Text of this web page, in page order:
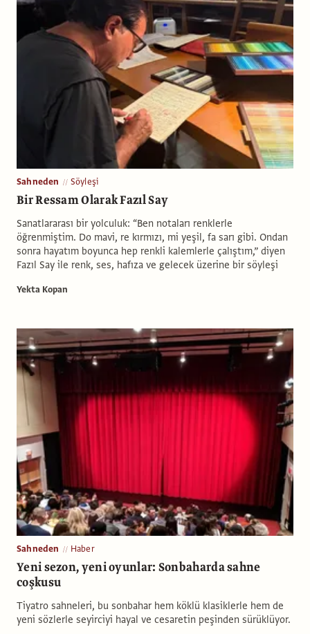
Sahneden Söyleşi
Bir Ressam Olarak Fazıl Say
Sanatlararası bir yolculuk: “Ben notaları renklerle
öğrenmiştim. Do mavi, re kırmızı, mi yeşil, fa sarı gibi. Ondan
sonra hayatım boyunca hep renkli kalemlerle çalıştım,” diyen
Fazıl Say ile renk, ses, hafıza ve gelecek üzerine bir söyleşi
Yekta Kopan
Sahneden Haber
Yeni sezon, yeni oyunlar: Sonbaharda sahne
coşkusu
Tiyatro sahneleri, bu sonbahar hem köklü klasiklerle hem de
yeni sözlerle seyirciyi hayal ve cesaretin peşinden sürüklüyor.